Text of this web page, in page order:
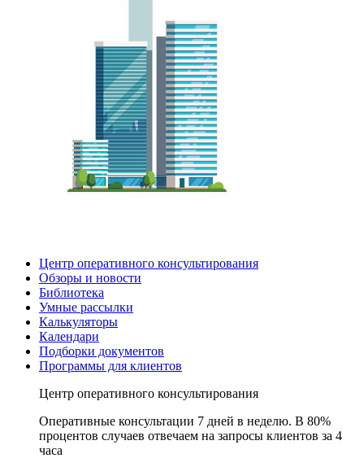
Центр оперативного консультирования
Обзоры и новости
Библиотека
Умные рассылки
Калькуляторы
Календари
Подборки документов
Программы для клиентов
Центр оперативного консультирования
Оперативные консультации 7 дней в неделю. В 80%
процентов случаев отвечаем на запросы клиентов за 4
часа